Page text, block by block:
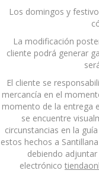
Los domingos y
La modificación
cliente podrá generar
El cliente se
mercancía en el
momento de la entrega
se encuentre
circunstancias en la
estos hechos a
debiendo
electrónico